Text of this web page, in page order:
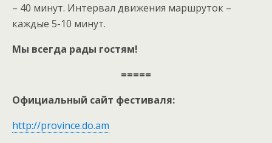
– 40 минут. Интервал движения маршруток –
каждые 5-10 минут.
Мы всегда рады гостям!
=====
Официальный сайт фестиваля:
http://province.do.am